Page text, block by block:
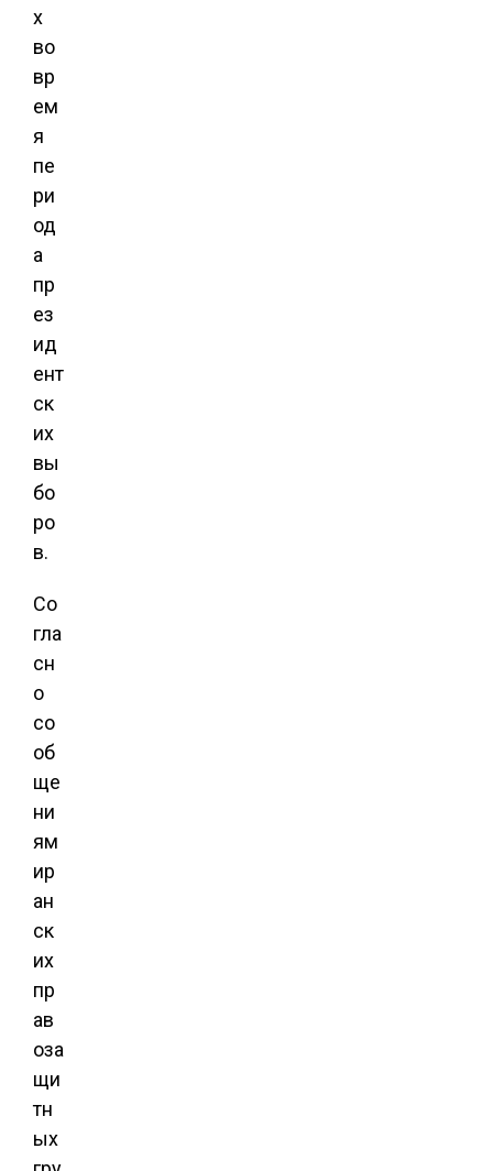
х
во
вр
ем
я
пе
ри
од
а
пр
ез
ид
ент
ск
их
вы
бо
ро
в.
Со
гла
сн
о
со
об
ще
ни
ям
ир
ан
ск
их
пр
ав
оза
щи
тн
ых